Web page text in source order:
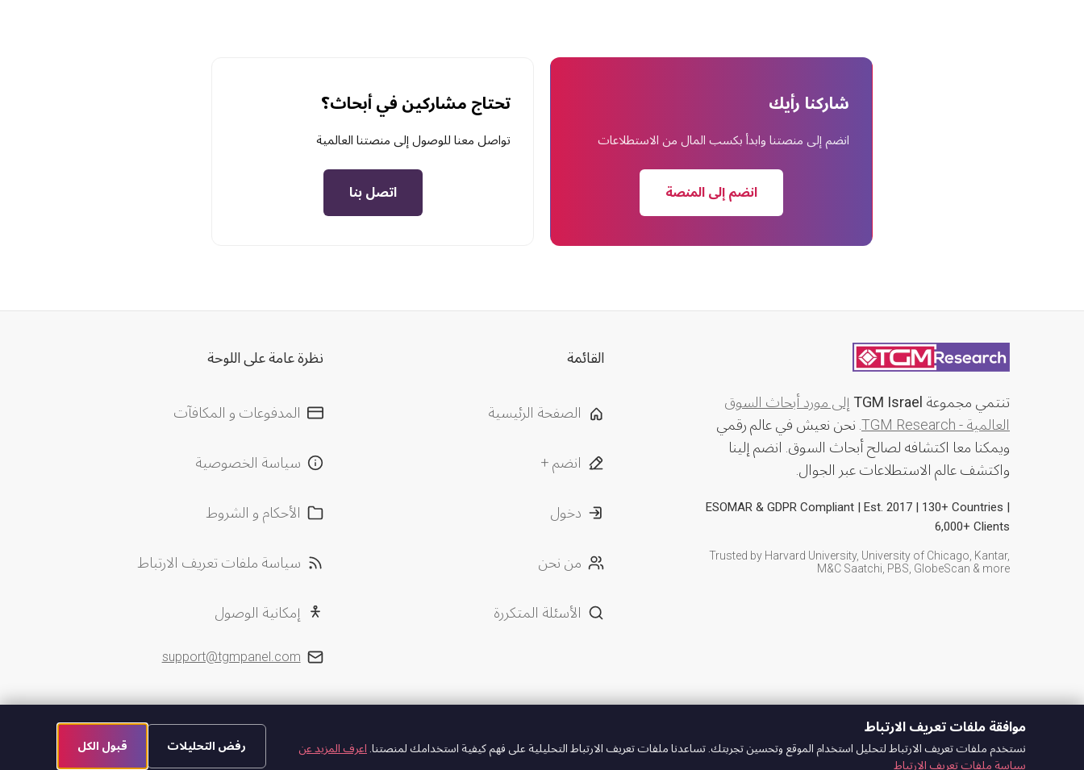
شاركنا رأيك
انضم إلى منصتنا وابدأ بكسب المال من الاستطلاعات
انضم إلى المنصة
تحتاج مشاركين في أبحاث؟
تواصل معنا للوصول إلى منصتنا العالمية
اتصل بنا
تنتمي مجموعة TGM Israel إلى مورد أبحاث السوق
العالمية - TGM Research
. نحن نعيش في عالم رقمي
ويمكنا معا اكتشافه لصالح أبحاث السوق. انضم إلينا
واكتشف عالم الاستطلاعات عبر الجوال.
ESOMAR & GDPR Compliant | Est. 2017 | 130+ Countries |
6,000+ Clients
Trusted by Harvard University, University of Chicago, Kantar,
M&C Saatchi, PBS, GlobeScan & more
القائمة
الصفحة الرئيسية
انضم +
دخول
من نحن
الأسئلة المتكررة
نظرة عامة على اللوحة
المدفوعات و المكافآت
سياسة الخصوصية
الأحكام و الشروط
سياسة ملفات تعريف الارتباط
إمكانية الوصول
support@tgmpanel.com
موافقة ملفات تعريف الارتباط
نستخدم ملفات تعريف الارتباط لتحليل استخدام الموقع وتحسين تجربتك. تساعدنا ملفات تعريف الارتباط التحليلية على فهم كيفية استخدامك لمنصتنا. اعرف المزيد عن
سياسة ملفات تعريف الارتباط
رفض التحليلات قبول الكل